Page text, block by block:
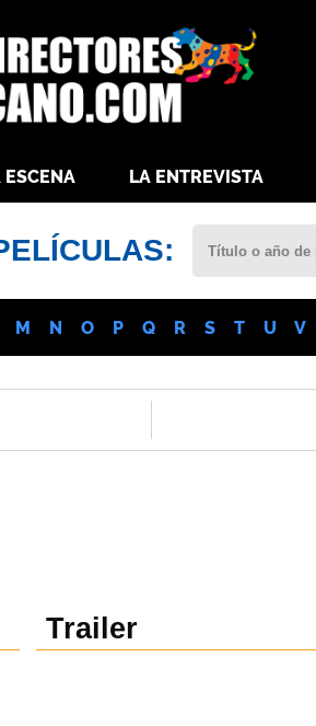
LA ENTREVISTA
M N O P Q R S T U V
Trailer